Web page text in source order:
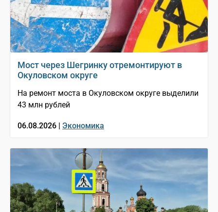
Мост через Шегринку отремонтируют в
Окуловском округе
На ремонт моста в Окуловском округе выделили
43 млн рублей
06.08.2026 | Экономика